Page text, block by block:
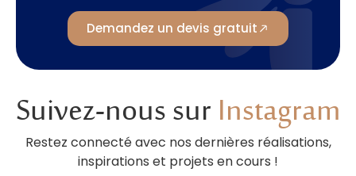
Demandez un devis gratuit
Suivez-nous surInstagram
Restez connecté avec nos dernières réalisations,
inspirations et projets en cours !